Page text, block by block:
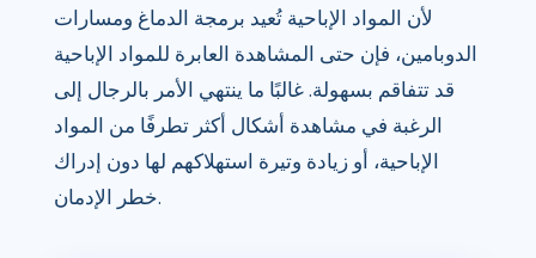
لأن المواد الإباحية تُعيد برمجة الدماغ ومسارات
الدوبامين، فإن حتى المشاهدة العابرة للمواد الإباحية
قد تتفاقم بسهولة. غالبًا ما ينتهي الأمر بالرجال إلى
الرغبة في مشاهدة أشكال أكثر تطرفًا من المواد
الإباحية، أو زيادة وتيرة استهلاكهم لها دون إدراك
خطر الإدمان.